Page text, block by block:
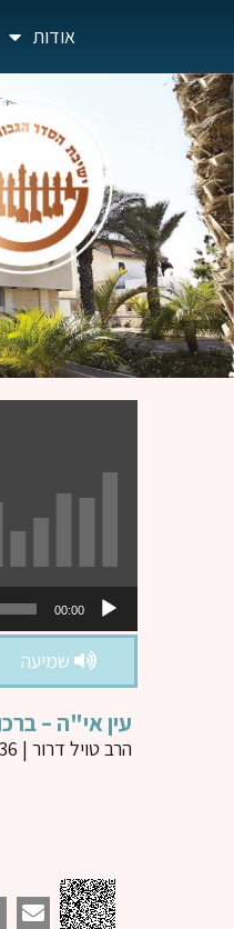
אודות
אודיו
00:00
שמיעה
עין אי"ה –
הרב טויל דרור | 12:36 | יט' אב תשפ"ב